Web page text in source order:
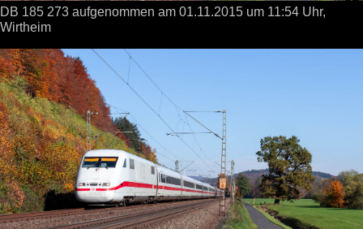
DB 185 273 aufgenommen am 01.11.2015 um 11:54 Uhr,
Wirtheim